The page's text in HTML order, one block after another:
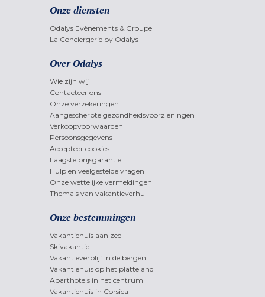
Onze diensten
Odalys Evènements & Groupe
La Conciergerie by Odalys
Over Odalys
Wie zijn wij
Contacteer ons
Onze verzekeringen
Aangescherpte gezondheidsvoorzieningen
Verkoopvoorwaarden
Persoonsgegevens
Accepteer cookies
Laagste prijsgarantie
Hulp en veelgestelde vragen
Onze wettelijke vermeldingen
Thema's van vakantieverhu
Onze bestemmingen
Vakantiehuis aan zee
Skivakantie
Vakantieverblijf in de bergen
Vakantiehuis op het platteland
Aparthotels in het centrum
Vakantiehuis in Corsica